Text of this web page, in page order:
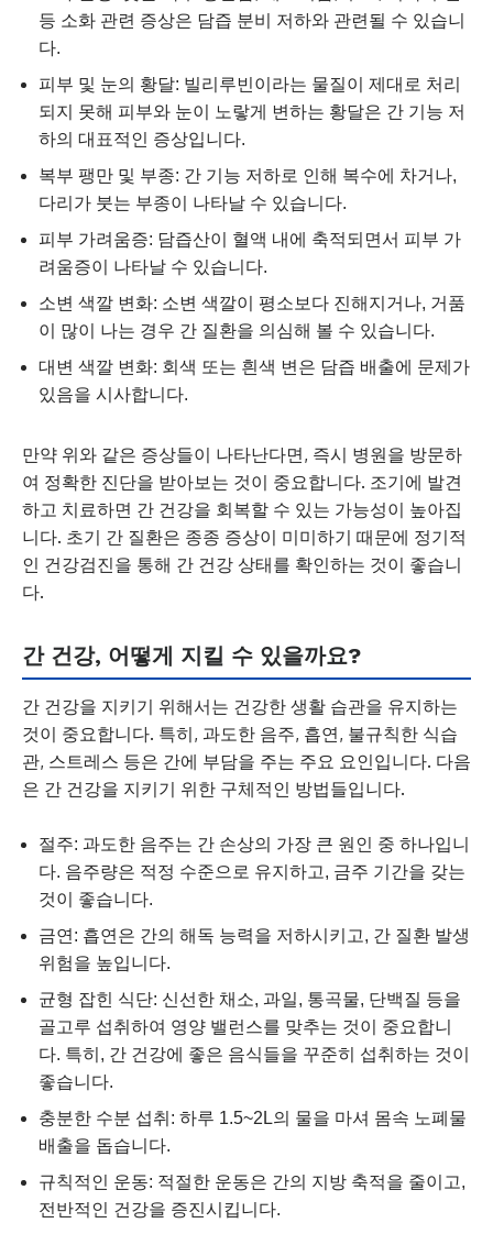
등 소화 관련 증상은 담즙 분비 저하와 관련될 수 있습니
다.
피부 및 눈의 황달: 빌리루빈이라는 물질이 제대로 처리
되지 못해 피부와 눈이 노랗게 변하는 황달은 간 기능 저
하의 대표적인 증상입니다.
복부 팽만 및 부종: 간 기능 저하로 인해 복수에 차거나,
다리가 붓는 부종이 나타날 수 있습니다.
피부 가려움증: 담즙산이 혈액 내에 축적되면서 피부 가
려움증이 나타날 수 있습니다.
소변 색깔 변화: 소변 색깔이 평소보다 진해지거나, 거품
이 많이 나는 경우 간 질환을 의심해 볼 수 있습니다.
대변 색깔 변화: 회색 또는 흰색 변은 담즙 배출에 문제가
있음을 시사합니다.
만약 위와 같은 증상들이 나타난다면, 즉시 병원을 방문하
여 정확한 진단을 받아보는 것이 중요합니다. 조기에 발견
하고 치료하면 간 건강을 회복할 수 있는 가능성이 높아집
니다. 초기 간 질환은 종종 증상이 미미하기 때문에 정기적
인 건강검진을 통해 간 건강 상태를 확인하는 것이 좋습니
다.
간 건강, 어떻게 지킬 수 있을까요?
간 건강을 지키기 위해서는 건강한 생활 습관을 유지하는
것이 중요합니다. 특히, 과도한 음주, 흡연, 불규칙한 식습
관, 스트레스 등은 간에 부담을 주는 주요 요인입니다. 다음
은 간 건강을 지키기 위한 구체적인 방법들입니다.
절주: 과도한 음주는 간 손상의 가장 큰 원인 중 하나입니
다. 음주량은 적정 수준으로 유지하고, 금주 기간을 갖는
것이 좋습니다.
금연: 흡연은 간의 해독 능력을 저하시키고, 간 질환 발생
위험을 높입니다.
균형 잡힌 식단: 신선한 채소, 과일, 통곡물, 단백질 등을
골고루 섭취하여 영양 밸런스를 맞추는 것이 중요합니
다. 특히, 간 건강에 좋은 음식들을 꾸준히 섭취하는 것이
좋습니다.
충분한 수분 섭취: 하루 1.5~2L의 물을 마셔 몸속 노폐물
배출을 돕습니다.
규칙적인 운동: 적절한 운동은 간의 지방 축적을 줄이고,
전반적인 건강을 증진시킵니다.